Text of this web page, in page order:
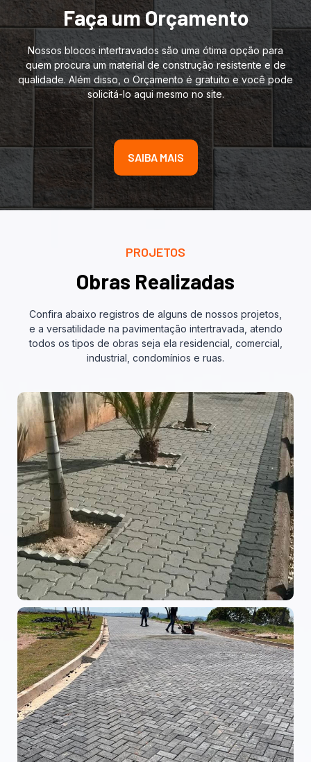
Faça um Orçamento
Nossos blocos intertravados são uma ótima opção para
quem procura um material de construção resistente e de
qualidade. Além disso, o Orçamento é gratuito e você pode
solicitá-lo aqui mesmo no site.
SAIBA MAIS
PROJETOS
Obras Realizadas
Confira abaixo registros de alguns de nossos projetos,
e a versatilidade na pavimentação intertravada, atendo
todos os tipos de obras seja ela residencial, comercial,
industrial, condomínios e ruas.